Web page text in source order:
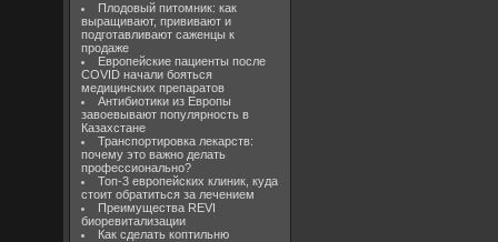
Плодовый питомник: как
выращивают, прививают и
подготавливают саженцы к
продаже
Европейские пациенты после
COVID начали бояться
медицинских препаратов
Антибиотики из Европы
завоевывают популярность в
Казахстане
Транспортировка лекарств:
почему это важно делать
профессионально?
Топ-3 европейских клиник, куда
стоит обратиться за лечением
Преимущества REVI
биоревитализации
Как сделать коптильню